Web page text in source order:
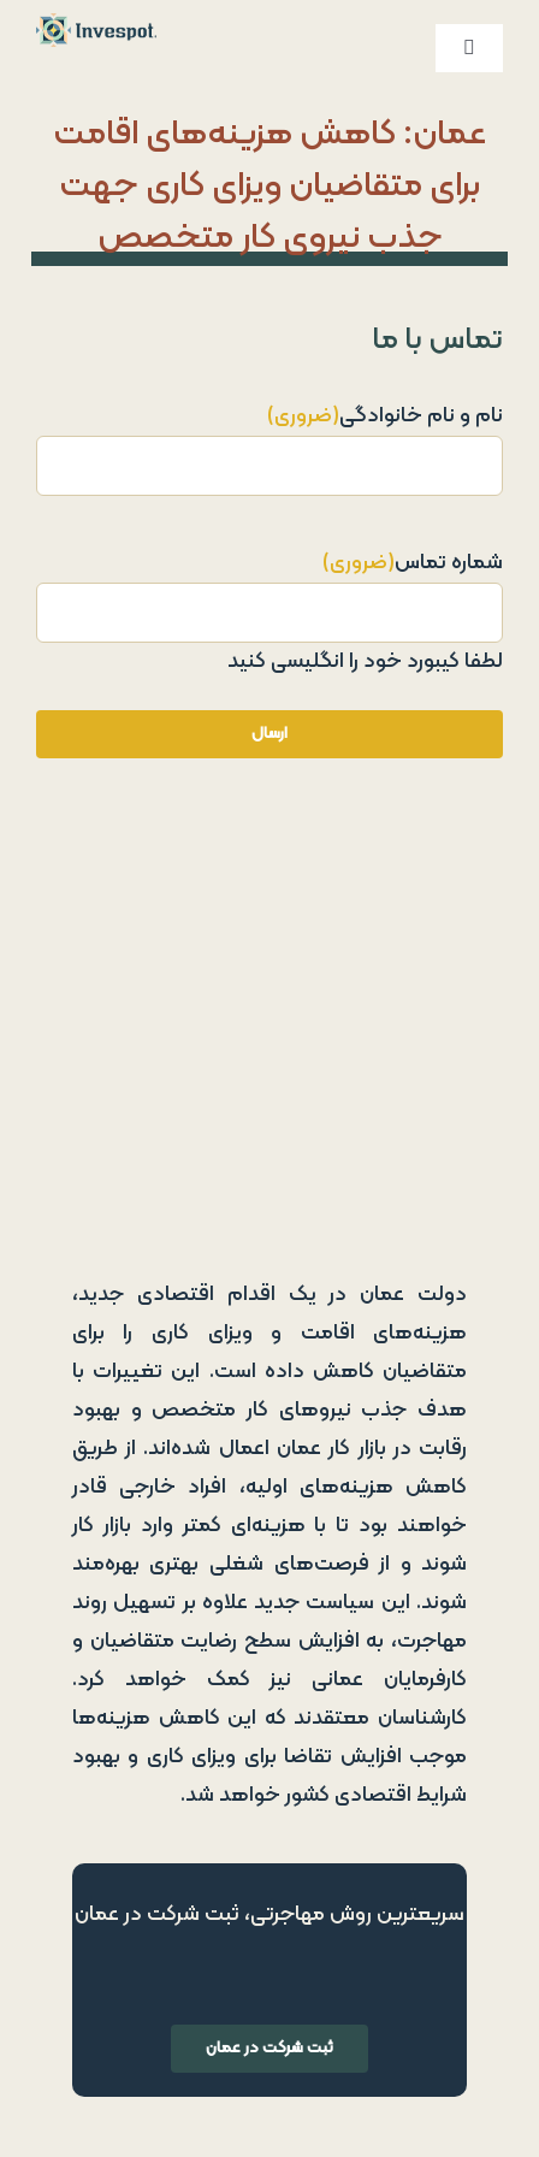
Skip
کنترلر
درباره ما
تماس با ما
عمان: کاهش هزینه‌های اقامت
برای متقاضیان ویزای کاری جهت
جذب نیروی کار متخصص
تماس با ما
نام و نام خانوادگی(ضروری)
شماره تماس(ضروری)
لطفا کیبورد خود را انگلیسی کنید
دولت عمان در یک اقدام اقتصادی جدید،
هزینه‌های اقامت و ویزای کاری را برای
متقاضیان کاهش داده است. این تغییرات با
هدف جذب نیروهای کار متخصص و بهبود
رقابت در بازار کار عمان اعمال شده‌اند. از طریق
کاهش هزینه‌های اولیه، افراد خارجی قادر
خواهند بود تا با هزینه‌ای کمتر وارد بازار کار
شوند و از فرصت‌های شغلی بهتری بهره‌مند
شوند. این سیاست جدید علاوه بر تسهیل روند
مهاجرت، به افزایش سطح رضایت متقاضیان و
کارفرمایان عمانی نیز کمک خواهد کرد.
کارشناسان معتقدند که این کاهش هزینه‌ها
موجب افزایش تقاضا برای ویزای کاری و بهبود
شرایط اقتصادی کشور خواهد شد.
سریعترین روش مهاجرتی، ثبت شرکت در عمان
ثبت شرکت در عمان